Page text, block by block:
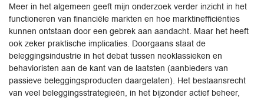
Meer in het algemeen geeft mijn onderzoek verder inzicht in het
functioneren van financiële markten en hoe marktinefficiënties
kunnen ontstaan door een gebrek aan aandacht. Maar het heeft
ook zeker praktische implicaties. Doorgaans staat de
beleggingsindustrie in het debat tussen neoklassieken en
behavioristen aan de kant van de laatsten (aanbieders van
passieve beleggingsproducten daargelaten). Het bestaansrecht
van veel beleggingsstrategieën, in het bijzonder actief beheer,